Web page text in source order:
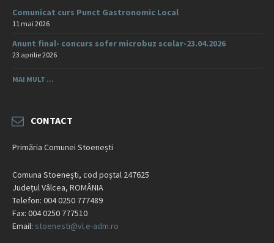
Comunicat curs Punct Gastronomic Local
11 mai 2026
Anunt final- concurs sofer microbuz scolar-23.04.2026
23 aprilie 2026
MAI MULT ...
CONTACT
Primăria Comunei Stoenești
Comuna Stoenești, cod poștal 247625
Județul Vâlcea, ROMÂNIA
Telefon: 004 0250 777489
Fax: 004 0250 777510
Email: stoenesti@vl.e-adm.ro